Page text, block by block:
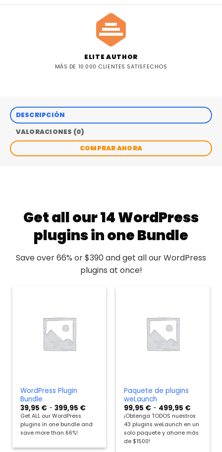
ELITE AUTHOR
MÁS DE 10.000 CLIENTES SATISFECHOS
DESCRIPCIÓN
VALORACIONES (0)
COMPRAR AHORA
Get all our 14 WordPress
plugins in one Bundle
Save over 66% or $390 and get all our WordPress
plugins at once!
WordPress Plugin
Bundle
39,95 € - 399,95 €Rango
precios:
desde
399,95 €
Get ALL our WordPress
plugins in one bundle and
save more than 66%!
Paquete de plugins
weLaunch
99,95 € - 499,95 €Rango
de
precios:
desde
99,95 €
¡Obtenga TODOS nuestros
43 plugins weLaunch en un
solo paquete y ahorre más
de $1500!